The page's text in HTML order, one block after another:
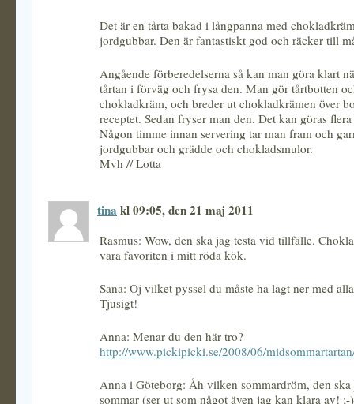
Det är en tårta bakad i långpanna med
jordgubbar. Den är fantastiskt god och räcker till
Angående förberedelserna så kan man göra klart
tårtan i förväg och frysa den. Man gör tårtbotten
chokladkräm, och breder ut chokladkrämen över
receptet. Sedan fryser man den. Det kan göras
Någon timme innan servering tar man fram och
jordgubbar och grädde och chokladsmulor.
Mvh // Lotta
tina kl 09:05, den 21 maj 2011
Rasmus: Wow, den ska jag testa vid tillfälle.
vara favoriten i mitt röda kök.
Sana: Oj vilket pyssel du måste ha lagt ner med
Tjusigt!
Anna: Menar du den här tro?
http://www.pickipicki.se/2008/06/
Anna i Göteborg: Åh vilken sommardröm, den
sommar (ser ut som något även jag kan klara av! ;-)